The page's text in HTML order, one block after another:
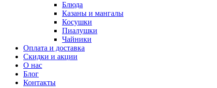
Блюда
Казаны и мангалы
Косушки
Пиалушки
Чайники
Оплата и доставка
Скидки и акции
О нас
Блог
Контакты